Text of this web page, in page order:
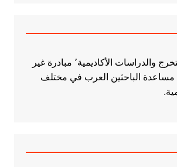
قاعدة مذرات التخرج والدراسات الأكاديمية٬ مبادرة غير
مساعدة الباحثين العرب في مختلف